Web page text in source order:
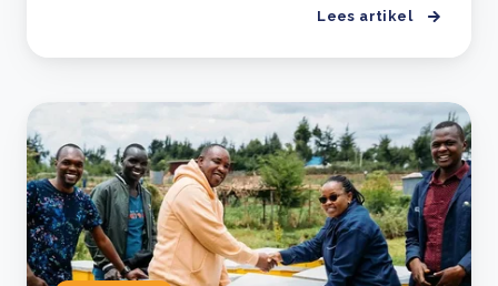
Lees artikel